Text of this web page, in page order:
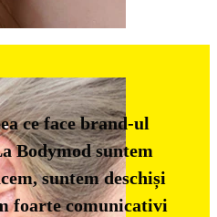
ce face brand-ul
Bodymod suntem
suntem deschiși
foarte comunicativi